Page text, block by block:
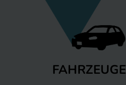
FAHRZEUGE